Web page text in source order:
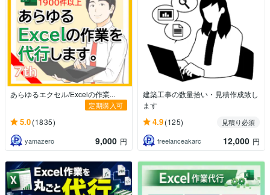
あらゆるエクセル/Excelの作業...
定期購入可
5.0(1835)
yamazero 9,000 円
建築工事の数量拾い・見積作成致し
ます
4.9(125)
見積り必須
freelanceakarc
12,000 円